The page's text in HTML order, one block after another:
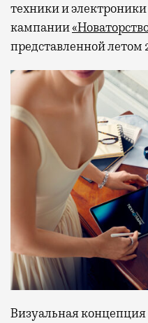
техники и
кампании
представленной летом
Визуальная концепция